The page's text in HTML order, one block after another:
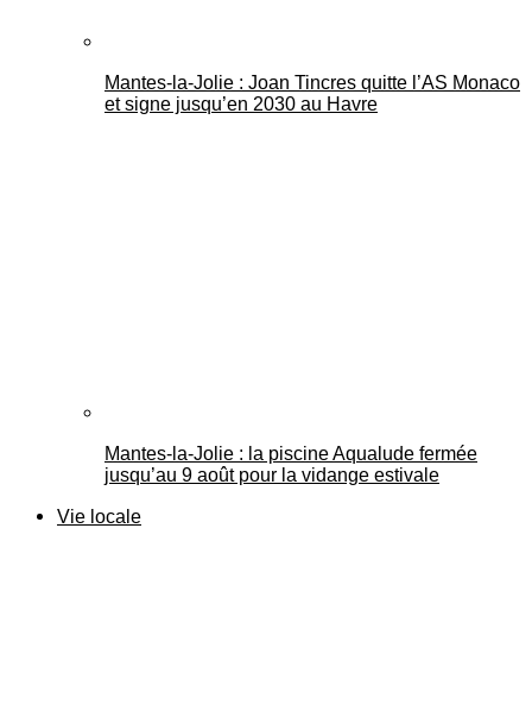
Mantes-la-Jolie : Joan Tincres quitte l’AS Monaco
et signe jusqu’en 2030 au Havre
Mantes-la-Jolie : la piscine Aqualude fermée
jusqu’au 9 août pour la vidange estivale
Vie locale